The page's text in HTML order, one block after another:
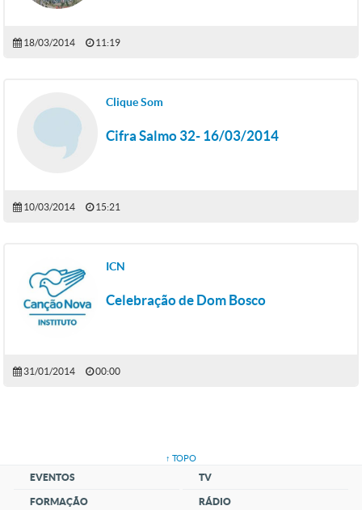
18/03/2014 11:19
Clique Som
Cifra Salmo 32- 16/03/2014
10/03/2014 15:21
ICN
Celebração de Dom Bosco
31/01/2014 00:00
↑ TOPO
EVENTOS
FORMAÇÃO
TV
RÁDIO